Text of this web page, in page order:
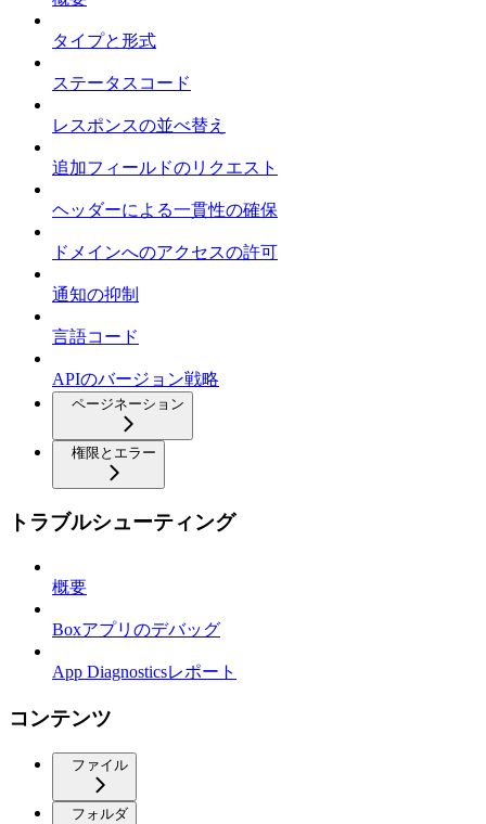
タイプと形式
ステータスコード
レスポンスの並べ替え
追加フィールドのリクエスト
ヘッダーによる一貫性の確保
ドメインへのアクセスの許可
通知の抑制
言語コード
APIのバージョン戦略
ページネーション
権限とエラー
トラブルシューティング
概要
Boxアプリのデバッグ
App Diagnosticsレポート
コンテンツ
ファイル
フォルダ